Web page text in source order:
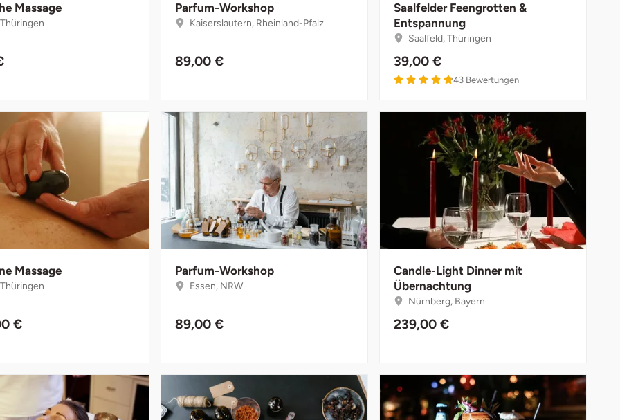
Massage Parfum-Workshop
Kaiserslautern, Rheinland-Pfalz
89,00 €
Saalfelder Feengrotten &
Entspannung
Saalfeld, Thüringen
39,00 €
43 Bewertungen
Massage
€
Parfum-Workshop
Essen, NRW
89,00 €
Candle-Light Dinner mit
Übernachtung
Nürnberg, Bayern
239,00 €